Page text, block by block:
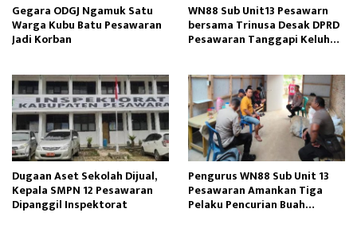
Gegara ODGJ Ngamuk Satu
Warga Kubu Batu Pesawaran
Jadi Korban
WN88 Sub Unit13 Pesawarn
bersama Trinusa Desak DPRD
Pesawaran Tanggapi Keluhan
Dugaan Aset Sekolah Dijual,
Kepala SMPN 12 Pesawaran
Dipanggil Inspektorat
Pengurus WN88 Sub Unit 13
Pesawaran Amankan Tiga
Pelaku Pencurian Buah